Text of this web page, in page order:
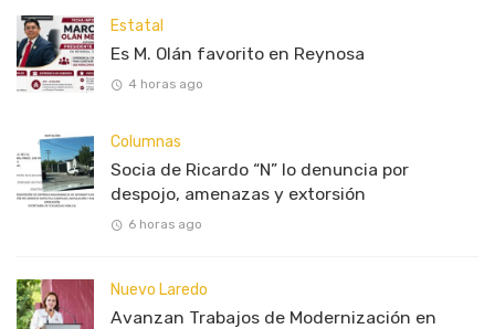
Estatal
Es M. Olán favorito en Reynosa
4 horas ago
Columnas
Socia de Ricardo “N” lo denuncia por
despojo, amenazas y extorsión
6 horas ago
Nuevo Laredo
Avanzan Trabajos de Modernización en